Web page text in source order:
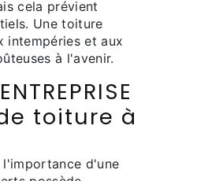
cela prévient
Une toiture
intempéries et aux
à l'avenir.
toiture à
l'importance d'une